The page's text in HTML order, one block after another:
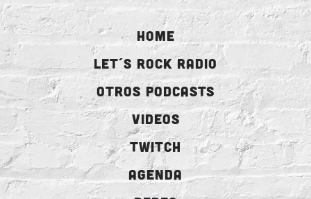
HOME
LET´S ROCK RADIO
OTROS PODCASTS
VIDEOS
TWITCH
AGENDA